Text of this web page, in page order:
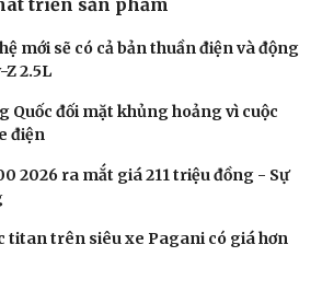
mới sẽ có cả bản thuần điện và động
2.5L
Quốc đối mặt khủng hoảng vì cuộc
điện
2026 ra mắt giá 211 triệu đồng - Sự
titan trên siêu xe Pagani có giá hơn